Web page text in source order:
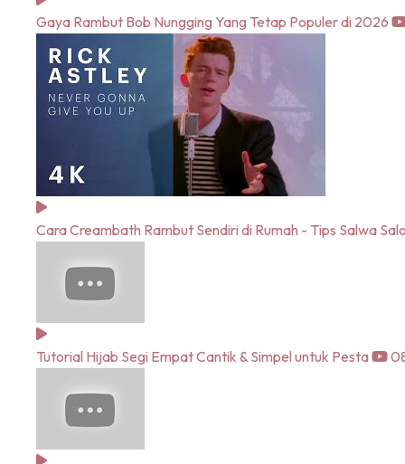
Gaya Rambut Bob Nungging Yang Tetap Populer di 2026
Cara Creambath Rambut Sendiri di Rumah - Tips Salwa
Tutorial Hijab Segi Empat Cantik & Simpel untuk Pesta